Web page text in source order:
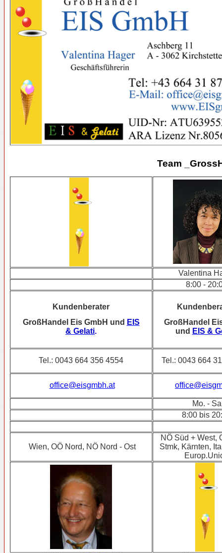
Team
Valentina
8:00 -
Kundenberater
GroßHandel Eis GmbH und EIS
& Gelati.
GroßHandel
und EIS &
Tel.: 0043 664 356 4554 Tel.: 0043 664
office@eisgmbh.at
Mo. -
8:00 bis
Wien, OÖ Nord, NÖ Nord - Ost
NÖ Süd + West,
Stmk, Kärnten,